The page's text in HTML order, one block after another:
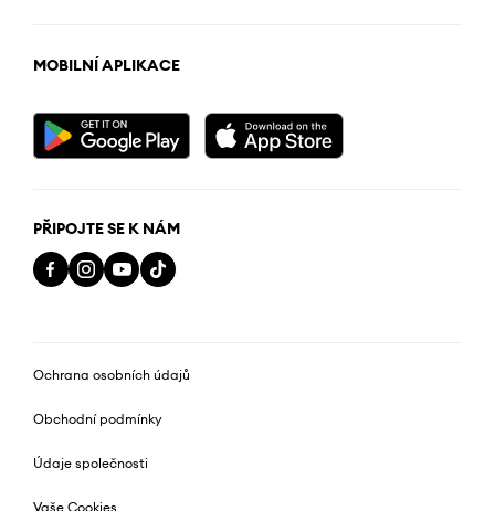
MOBILNÍ APLIKACE
PŘIPOJTE SE K NÁM
Ochrana osobních údajů
Obchodní podmínky
Údaje společnosti
Vaše Cookies